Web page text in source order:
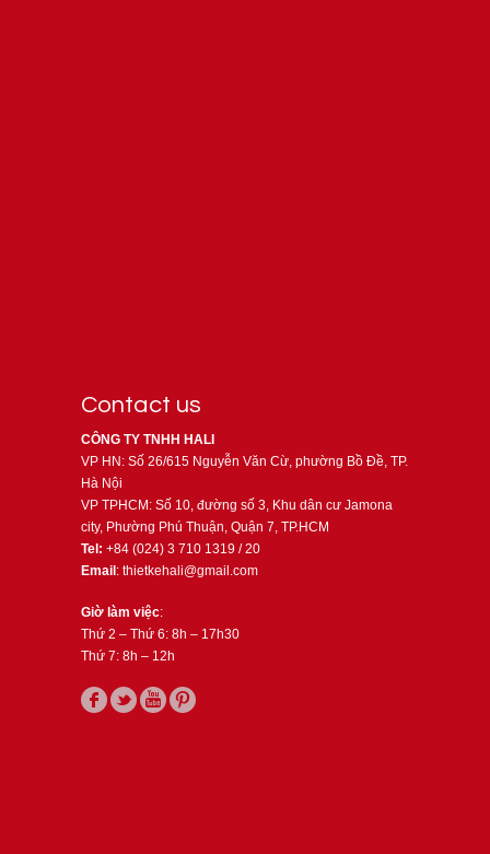
Contact us
CÔNG TY TNHH HALI
VP HN: Số 26/615 Nguyễn Văn Cừ, phường Bồ Đề, TP.
Hà Nội
VP TPHCM: Số 10, đường số 3, Khu dân cư Jamona
city, Phường Phú Thuận, Quận 7, TP.HCM
Tel: +84 (024) 3 710 1319 / 20
Email: thietkehali@gmail.com
Giờ làm việc:
Thứ 2 – Thứ 6: 8h – 17h30
Thứ 7: 8h – 12h